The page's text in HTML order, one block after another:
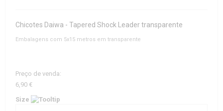
Chicotes Daiwa - Tapered Shock Leader transparente
Embalagens com 5x15 metros em transparente
Preço de venda:
6,90 €
Size